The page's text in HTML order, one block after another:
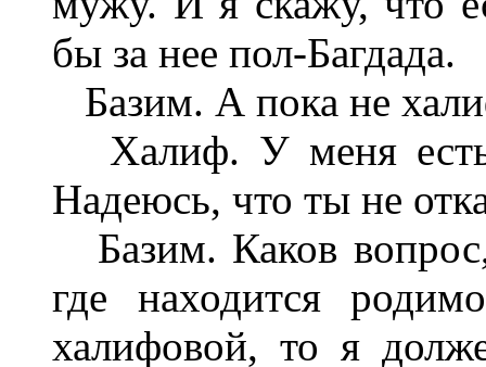
бы за нее пол-Багдада.
Базим. А пока не
Халиф. У меня есть
Надеюсь, что ты не
Базим. Каков
где находится
халифовой, то я